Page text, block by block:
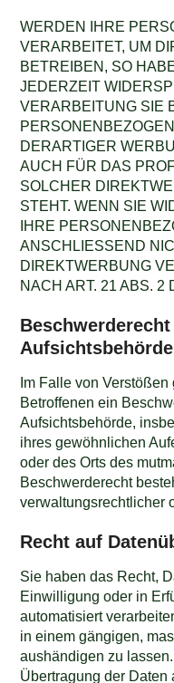
WERDEN IHRE
VERARBEITET, UM
BETREIBEN, SO
JEDERZEIT
VERARBEITUNG SIE
DERARTIGER
AUCH FÜR DAS
SOLCHER
STEHT. WENN SIE
IHRE
ANSCHLIESSEND
DIREKTWERBUNG
NACH ART. 21 ABS. 2
Aufsichts­behörde
Im Falle von
Betroffenen ein
Aufsichtsbehörde,
ihres gewöhnlichen
oder des Orts des
Beschwerderecht
verwaltungsrechtlicher
Recht auf
Sie haben das Recht,
Einwilligung oder in
automatisiert
in einem gängigen,
aushändigen zu
Übertragung der Daten